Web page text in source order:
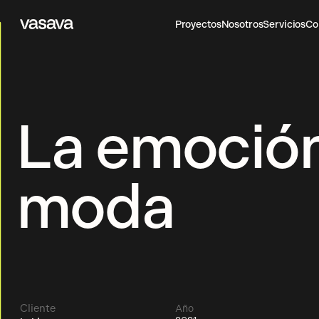
ProyectosNosotrosServicios
La
moda
Cliente
Año